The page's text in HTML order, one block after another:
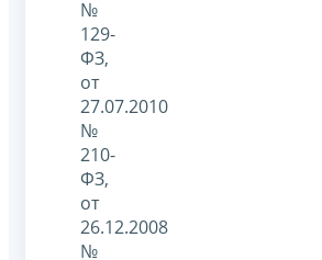
№
129-
ФЗ,
от
27.07.2010
№
210-
ФЗ,
от
26.12.2008
№